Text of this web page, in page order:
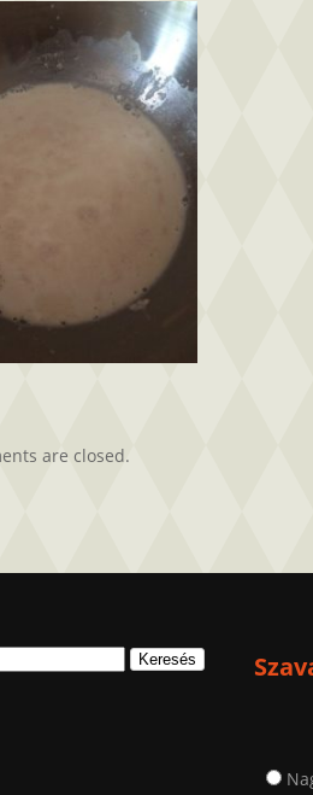
bejegyzéshez
are closed.